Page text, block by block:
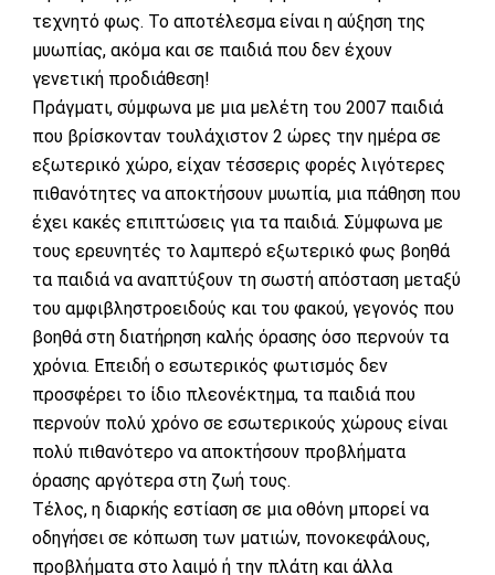
τεχνητό φως. Το αποτέλεσμα είναι η αύξηση της
μυωπίας, ακόμα και σε παιδιά που δεν έχουν
γενετική προδιάθεση!
Πράγματι, σύμφωνα με μια μελέτη του 2007 παιδιά
που βρίσκονταν τουλάχιστον 2 ώρες την ημέρα σε
εξωτερικό χώρο, είχαν τέσσερις φορές λιγότερες
πιθανότητες να αποκτήσουν μυωπία, μια πάθηση που
έχει κακές επιπτώσεις για τα παιδιά. Σύμφωνα με
τους ερευνητές το λαμπερό εξωτερικό φως βοηθά
τα παιδιά να αναπτύξουν τη σωστή απόσταση μεταξύ
του αμφιβληστροειδούς και του φακού, γεγονός που
βοηθά στη διατήρηση καλής όρασης όσο περνούν τα
χρόνια. Επειδή ο εσωτερικός φωτισμός δεν
προσφέρει το ίδιο πλεονέκτημα, τα παιδιά που
περνούν πολύ χρόνο σε εσωτερικούς χώρους είναι
πολύ πιθανότερο να αποκτήσουν προβλήματα
όρασης αργότερα στη ζωή τους.
Τέλος, η διαρκής εστίαση σε μια οθόνη μπορεί να
οδηγήσει σε κόπωση των ματιών, πονοκεφάλους,
προβλήματα στο λαιμό ή την πλάτη και άλλα